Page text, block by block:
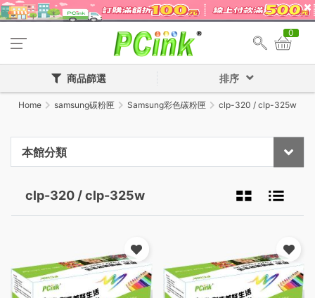
0
商品篩選 排序
Home samsung碳粉匣 Samsung彩色碳粉匣 clp-320 / clp-325w
本館分類
clp-320 / clp-325w